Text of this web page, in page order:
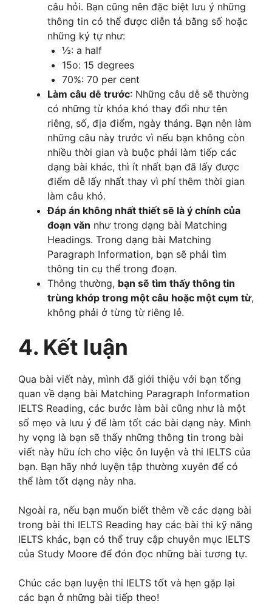
câu hỏi. Bạn cũng nên đặc biệt lưu ý những
thông tin có thể được diễn tả bằng số hoặc
những ký tự như:
½: a half
15o: 15 degrees
70%: 70 per cent
Làm câu dễ trước: Những câu dễ sẽ thường
có những từ khóa khó thay đổi như tên
riêng, số, địa điểm, ngày tháng. Bạn nên làm
những câu này trước vì nếu bạn không còn
nhiều thời gian và buộc phải làm tiếp các
dạng bài khác, thì ít nhất bạn đã lấy được
điểm dễ lấy nhất thay vì phí thêm thời gian
làm câu khó.
Đáp án không nhất thiết sẽ là ý chính của
đoạn văn như trong dạng bài Matching
Headings. Trong dạng bài Matching
Paragraph Information, bạn sẽ phải tìm
thông tin cụ thể trong đoạn.
Thông thường, bạn sẽ tìm thấy thông tin
trùng khớp trong một câu hoặc một cụm từ,
không phải ở từng từ riêng lẻ.
4. Kết luận
Qua bài viết này, mình đã giới thiệu với bạn tổng
quan về dạng bài Matching Paragraph Information
IELTS Reading, các bước làm bài cũng như là một
số mẹo và lưu ý để làm tốt các bài dạng này. Mình
hy vọng là bạn sẽ thấy những thông tin trong bài
viết này hữu ích cho việc ôn luyện và thi IELTS của
bạn. Bạn hãy nhớ luyện tập thường xuyên để có
thể làm tốt dạng này nha.
Ngoài ra, nếu bạn muốn biết thêm về các dạng bài
trong bài thi IELTS Reading hay các bài thi kỹ năng
IELTS khác, bạn có thể truy cập chuyên mục IELTS
của Study Moore để đón đọc những bài tương tự.
Chúc các bạn luyện thi IELTS tốt và hẹn gặp lại
các bạn ở những bài tiếp theo!